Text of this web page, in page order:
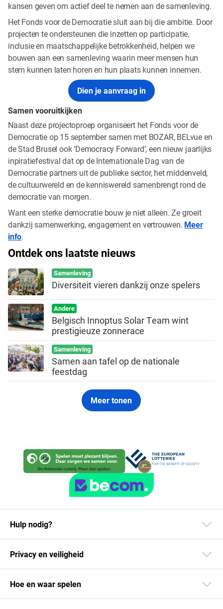
kansen geven om actief deel te nemen aan de samenleving.
Het Fonds voor de Democratie sluit aan bij die ambitie. Door
projecten te ondersteunen die inzetten op participatie,
inclusie en maatschappelijke betrokkenheid, helpen we
bouwen aan een samenleving waarin meer mensen hun
stem kunnen laten horen en hun plaats kunnen innemen.
Dien je aanvraag in
Samen vooruitkijken
Naast deze projectoproep organiseert het Fonds voor de
Democratie op 15 september samen met BOZAR, BELvue en
de Stad Brusel ook ‘Democracy Forward’, een nieuw jaarlijks
inpiratiefestival dat op de Internationale Dag van de
Democratie partners uit de publieke sector, het middenveld,
de cultuurwereld en de kenniswereld samenbrengt rond de
democratie van morgen.
Want een sterke democratie bouw je niet alleen. Ze groeit
dankzij samenwerking, engagement en vertrouwen. Meer
info.
Ontdek ons laatste nieuws
Samenleving
Diversiteit vieren dankzij onze spelers
Andere
Belgisch Innoptus Solar Team wint
prestigieuze zonnerace
Samenleving
Samen aan tafel op de nationale
feestdag
Meer tonen
Hulp nodig?
Privacy en veiligheid
Hoe en waar spelen